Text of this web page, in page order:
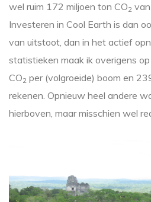
wel ruim 172 miljoen ton CO2
Investeren in Cool Earth is dan
van uitstoot, dan in het actief
statistieken maak ik overigens
CO2 per (volgroeide) boom en
rekenen. Opnieuw heel andere
hierboven, maar misschien wel